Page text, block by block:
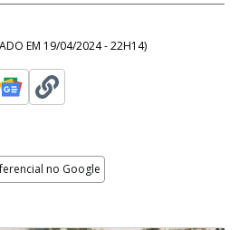
EM 19/04/2024 - 22H14)
no Google